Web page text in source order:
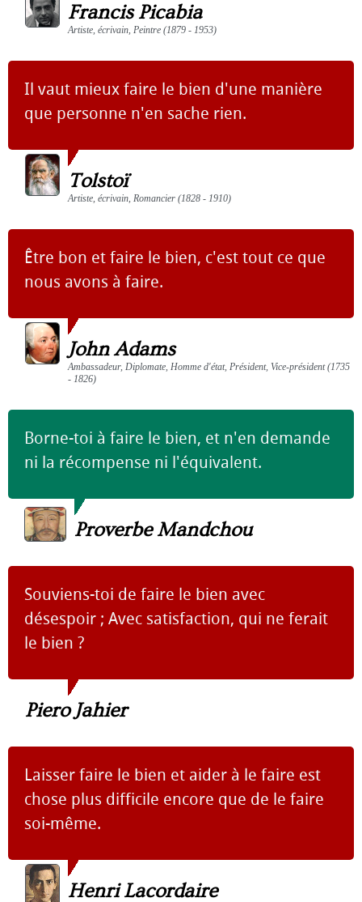
Francis Picabia
Artiste, écrivain, Peintre (1879 - 1953)
Il vaut mieux faire le bien d'une manière
que personne n'en sache rien.
Tolstoï
Artiste, écrivain, Romancier (1828 - 1910)
Être bon et faire le bien, c'est tout ce que
nous avons à faire.
John Adams
Ambassadeur, Diplomate, Homme d'état, Président, Vice-président (1735
- 1826)
Borne-toi à faire le bien, et n'en demande
ni la récompense ni l'équivalent.
Proverbe Mandchou
Souviens-toi de faire le bien avec
désespoir ; Avec satisfaction, qui ne ferait
le bien ?
Piero Jahier
Laisser faire le bien et aider à le faire est
chose plus difficile encore que de le faire
soi-même.
Henri Lacordaire